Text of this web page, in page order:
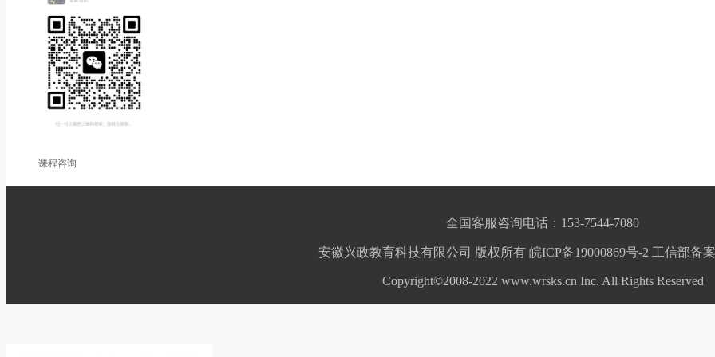
课程咨询
全国客服咨询电话：153-7544-7080
安徽兴政教育科技有限公司 版权所有 皖ICP备19000869号-2 工信部备
Copyright©2008-2022 www.wrsks.cn Inc. All Rights Reserved